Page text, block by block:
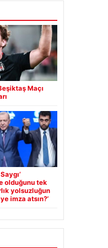
Maçı
olduğunu tek
yolsuzluğun
imza atsın?’